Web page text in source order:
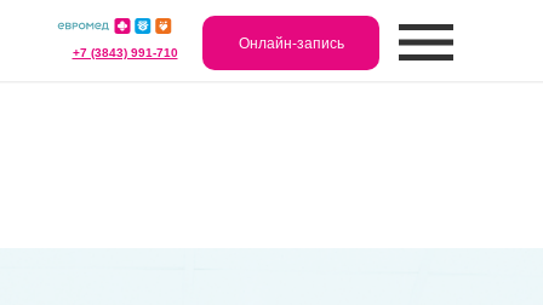
+7 (3843) 991-710
Онлайн-запись